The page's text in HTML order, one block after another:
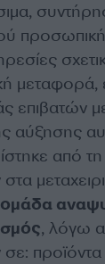
μεταφορά,
επιβατών
αύξησης
από
ομάδα
, λόγω
προϊόντα